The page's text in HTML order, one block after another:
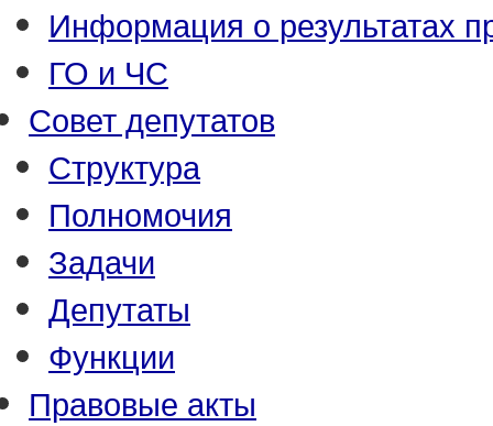
Информация о результатах
ГО и ЧС
Совет депутатов
Структура
Полномочия
Задачи
Депутаты
Функции
Правовые акты